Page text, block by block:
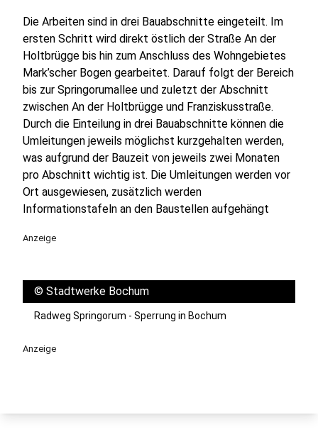
Die Arbeiten sind in drei Bauabschnitte eingeteilt. Im
ersten Schritt wird direkt östlich der Straße An der
Holtbrügge bis hin zum Anschluss des Wohngebietes
Mark’scher Bogen gearbeitet. Darauf folgt der Bereich
bis zur Springorumallee und zuletzt der Abschnitt
zwischen An der Holtbrügge und Franziskusstraße.
Durch die Einteilung in drei Bauabschnitte können die
Umleitungen jeweils möglichst kurzgehalten werden,
was aufgrund der Bauzeit von jeweils zwei Monaten
pro Abschnitt wichtig ist. Die Umleitungen werden vor
Ort ausgewiesen, zusätzlich werden
Informationstafeln an den Baustellen aufgehängt
Anzeige
© Stadtwerke Bochum
Radweg Springorum - Sperrung in Bochum
Anzeige